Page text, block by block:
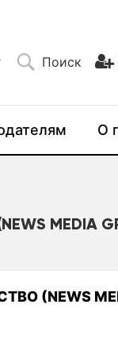
Поиск
О
MEDIA
(NEWS